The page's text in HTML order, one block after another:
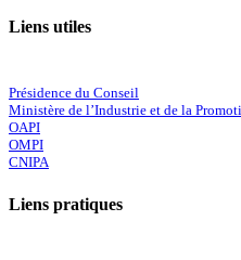
Liens utiles
Présidence du Conseil
Ministère de l’Industrie et de la
OAPI
OMPI
CNIPA
Liens pratiques